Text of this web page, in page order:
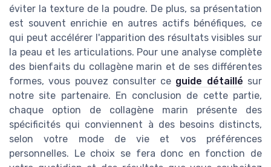
éviter la texture de la poudre. De plus, sa présentation
est souvent enrichie en autres actifs bénéfiques, ce
qui peut accélérer l'apparition des résultats visibles sur
la peau et les articulations. Pour une analyse complète
des bienfaits du collagène marin et de ses différentes
formes, vous pouvez consulter ce guide détaillé sur
notre site partenaire. En conclusion de cette partie,
chaque option de collagène marin présente des
spécificités qui conviennent à des besoins distincts,
selon votre mode de vie et vos préférences
personnelles. Le choix se fera donc en fonction de